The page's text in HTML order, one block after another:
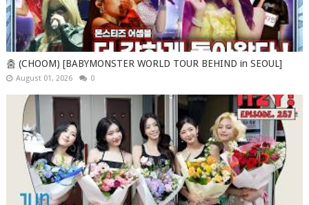
춤 (CHOOM) [BABYMONSTER WORLD TOUR BEHIND in SEOUL]
August 01, 2026 0